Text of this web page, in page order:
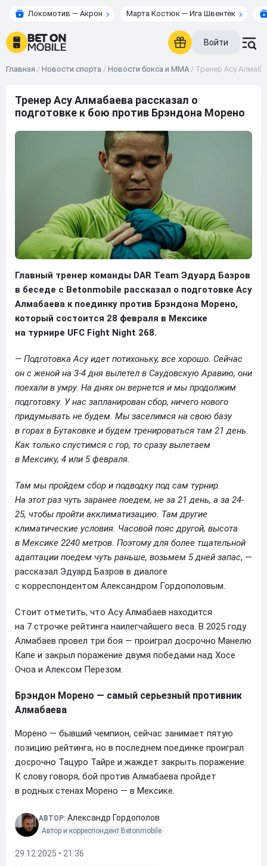
Локомотив — Акрон Марта Костюк — Ига Швентек
Войти
Главная / Новости спорта / Новости бокса и ММА / Тренер Асу
Тренер Асу Алмабаева рассказал о
подготовке к бою против Брэндона Морено
Главный тренер команды DAR Team Эдуард Базров
в беседе с Betonmobile рассказал о подготовке Асу
Алмабаева к поединку против Брэндона Морено,
который состоится 28 февраля в Мексике
на турнире UFC Fight Night 268.
— Подготовка Асу идет потихоньку, все хорошо. Сейчас
он с женой на 3-4 дня вылетел в Саудовскую Аравию, они
поехали в умру. На днях он вернется и мы продолжим
подготовку. У нас запланирован сбор, ничего нового
придумывать не будем. Мы заселимся на свою базу
в горах в Бутаковке и будем тренироваться там 21 день.
Как только спустимся с гор, то сразу вылетаем
в Мексику, 4 или 5 февраля.
Там мы пройдем сбор и подводку под сам турнир.
На этот раз чуть заранее поедем, не за 21 день, а за 24-
25, чтобы пройти акклиматизацию. Там другие
климатические условия. Часовой пояс другой, высота
в Мексике 2240 метров. Поэтому для более тщательной
адаптации поедем чуть раньше, возьмем 5 дней запас, —
рассказал Эдуард Базров в диалоге
с корреспондентом Александром Гордополовым.
Стоит отметить, что Асу Алмабаев находится
на 7 строчке рейтинга наилегчайшего веса. В 2025 году
Алмабаев провел три боя — проиграл досрочно Манелю
Капе и закрыл поражение двумя победами над Хосе
Очоа и Алексом Перезом.
Брэндон Морено — самый серьезный противник
Алмабаева
Морено — бывший чемпион, сейчас занимает пятую
позицию рейтинга, но в последнем поединке проиграл
досрочно Тацуро Тайре и жаждет закрыть поражение.
К слову говоря, бой против Алмабаева пройдет
в родных стенах Морено — в Мексике.
АВТОР: Александр Гордополов
Автор и корреспондент Betonmobile
29.12.2025 • 21:36